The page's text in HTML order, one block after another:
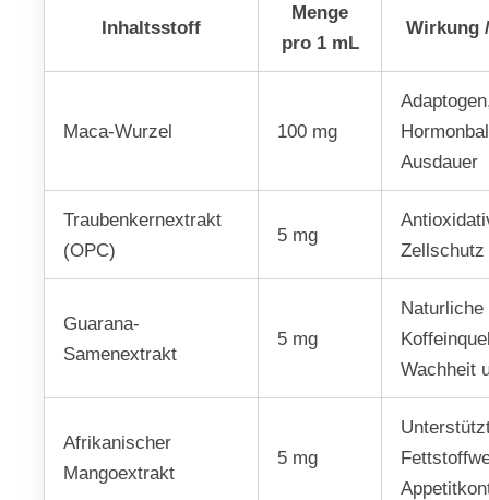
Inhaltsstoff
Menge
pro 1 mL
Wirkung
Maca-Wurzel 100 mg
Ausdauer
Traubenkernextrakt
(OPC)
5 mg
Zellschutz
Guarana-
Samenextrakt
5 mg
Naturliche
Wachheit
Afrikanischer
Mangoextrakt
5 mg